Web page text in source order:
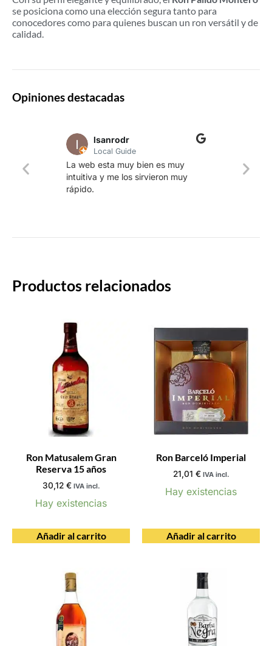
se posiciona como una elección segura tanto para
conocedores como para quienes buscan un ron versátil y de
calidad.
Opiniones destacadas
lsanrodr
Local Guide
La web esta muy bien es muy
intuitiva y me los sirvieron muy
rápido.
Productos relacionados
Ron Matusalem Gran
Reserva 15 años
30,12 € IVA incl.
Hay existencias
Añadir al carrito
Ron Barceló Imperial
21,01 € IVA incl.
Hay existencias
Añadir al carrito